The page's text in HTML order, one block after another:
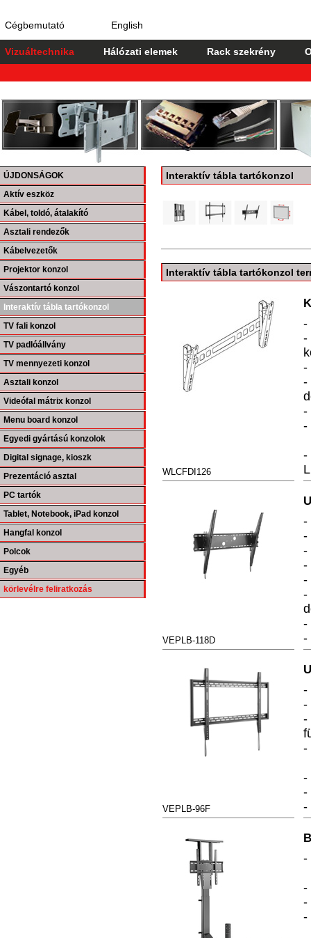
Cégbemutató English
Vizuáltechnika Hálózati elemek Rack szekrény
ÚJDONSÁGOK
Aktív eszköz
Kábel, toldó, átalakító
Asztali rendezők
Kábelvezetők
Projektor konzol
Vászontartó konzol
Interaktív tábla tartókonzol
TV fali konzol
TV padlóállvány
TV mennyezeti konzol
Asztali konzol
Videófal mátrix konzol
Menu board konzol
Egyedi gyártású konzolok
Digital signage, kioszk
Prezentáció asztal
PC tartók
Tablet, Notebook, iPad konzol
Hangfal konzol
Polcok
Egyéb
körlevélre feliratkozás
Interaktív tábla tartókonzol
Interaktív tábla tartókonzol
-
-
-
-
-
-
-
WLCFDI126
-
-
-
-
-
-
-
-
VEPLB-118D
-
-
-
-
-
-
-
VEPLB-96F
-
-
-
-